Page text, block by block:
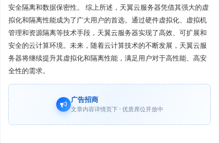
安全隔离和数据保密性。 综上所述，天翼云服务器凭借其强大的虚
拟化和隔离性能成为了广大用户的首选。通过硬件虚拟化、虚拟机
管理和资源隔离等技术手段，天翼云服务器实现了高效、可扩展和
安全的云计算环境。未来，随着云计算技术的不断发展，天翼云服
务器将继续提升其虚拟化和隔离性能，满足用户对于高性能、高安
全性的需求。
广告招商
文章内容详情页下 · 优质席位开放中